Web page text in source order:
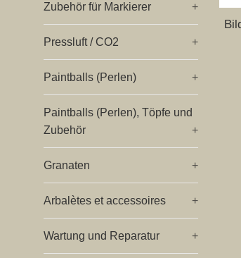
Zubehör für Markierer +
Pressluft / CO2 +
Paintballs (Perlen) +
Paintballs (Perlen), Töpfe und
Zubehör
+
Granaten +
Arbalètes et accessoires +
Wartung und Reparatur +